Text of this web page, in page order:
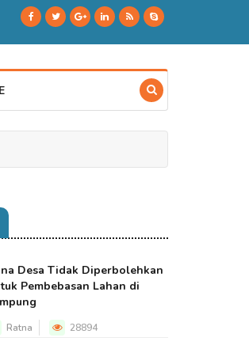
Desa Tidak Diperbolehkan
Pembebasan Lahan di
Ratna 28894